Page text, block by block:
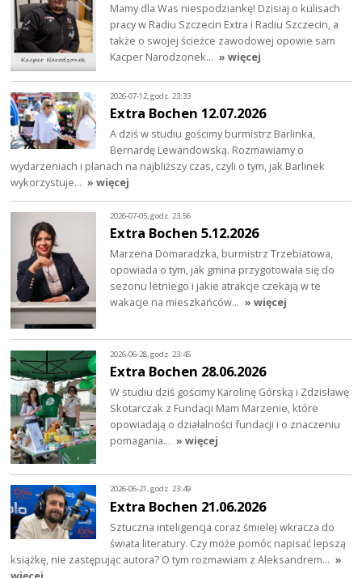
Mamy dla Was niespodziankę! Dzisiaj o kulisach
pracy w Radiu Szczecin Extra i Radiu Szczecin, a
także o swojej ścieżce zawodowej opowie sam
Kacper Narodzonek… » więcej
2026-07-12, godz. 23:33
Extra Bochen 12.07.2026
A dziś w studiu gościmy burmistrz Barlinka,
Bernardę Lewandowską. Rozmawiamy o
wydarzeniach i planach na najbliższy czas, czyli o tym, jak Barlinek
wykorzystuje… » więcej
2026-07-05, godz. 23:56
Extra Bochen 5.12.2026
Marzena Domaradzka, burmistrz Trzebiatowa,
opowiada o tym, jak gmina przygotowała się do
sezonu letniego i jakie atrakcje czekają w te
wakacje na mieszkańców… » więcej
2026-06-28, godz. 23:45
Extra Bochen 28.06.2026
W studiu dziś gościmy Karolinę Górską i Zdzisławę
Skotarczak z Fundacji Mam Marzenie, które
opowiadają o działalności fundacji i o znaczeniu
pomagania… » więcej
2026-06-21, godz. 23:49
Extra Bochen 21.06.2026
Sztuczna inteligencja coraz śmielej wkracza do
świata literatury. Czy może pomóc napisać lepszą
książkę, nie zastępując autora? O tym rozmawiam z Aleksandrem… »